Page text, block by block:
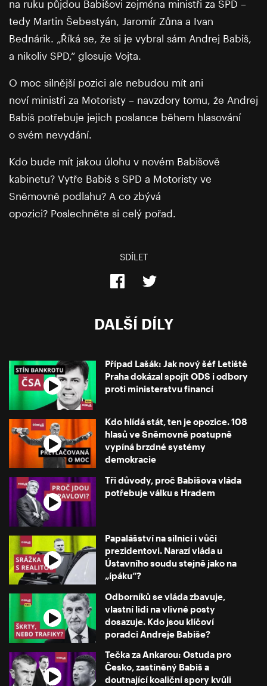
na ruku půjdou Babišovi zejména ministři za SPD –
tedy Martin Šebestyán, Jaromír Zůna a Ivan
Bednárik. „Říká se, že si je vybral sám Andrej Babiš,
a nikoliv SPD,“ glosuje Vojta.
O moc silnější pozici ale nebudou mít ani
noví ministři za Motoristy – navzdory tomu, že Andrej
Babiš potřebuje jejich poslance během hlasování
o svém nevydání.
Kdo bude mít jakou úlohu v novém Babišově
kabinetu? Vytře Babiš s SPD a Motoristy ve
Sněmovně podlahu? A co zbývá
opozici? Poslechněte si celý pořad.
SDÍLET
DALŠÍ DÍLY
Případ Lašák: Jak nový šéf Letiště
Praha dokázal spojit ODS i odbory
proti ministerstvu financí
Kdo hlídá stát, ten je opozice. 108
hlasů ve Sněmovně postupně
vypíná brzdné systémy
demokracie
Tři důvody, proč Babišova vláda
potřebuje válku s Hradem
Papalášství na silnici i vůči
prezidentovi. Narazí vláda u
Ústavního soudu stejně jako na
„ípáku“?
Odborníků se vláda zbavuje,
vlastní lidi na vlivné posty
dosazuje. Kdo jsou klíčoví
poradci Andreje Babiše?
Tečka za Ankarou: Ostuda pro
Česko, zastíněný Babiš a
doutnající koaliční spory kvůli